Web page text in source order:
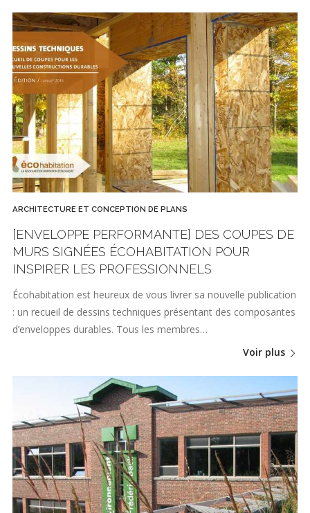
ARCHITECTURE ET CONCEPTION DE PLANS
[ENVELOPPE PERFORMANTE] DES COUPES DE
MURS SIGNÉES ÉCOHABITATION POUR
INSPIRER LES PROFESSIONNELS
Écohabitation est heureux de vous livrer sa nouvelle publication
: un recueil de dessins techniques présentant des composantes
d’enveloppes durables. Tous les membres…
Voir plus